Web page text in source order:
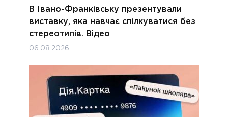
В Івано-Франківську презентували
виставку, яка навчає спілкуватися без
стереотипів. Відео
06.08.2026